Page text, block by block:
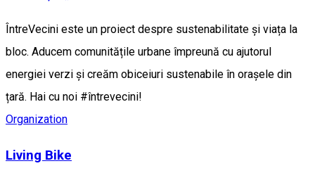
ÎntreVecini este un proiect despre sustenabilitate și viața la
bloc. Aducem comunitățile urbane împreună cu ajutorul
energiei verzi și creăm obiceiuri sustenabile în orașele din
țară. Hai cu noi #întrevecini!
Organization
Living Bike